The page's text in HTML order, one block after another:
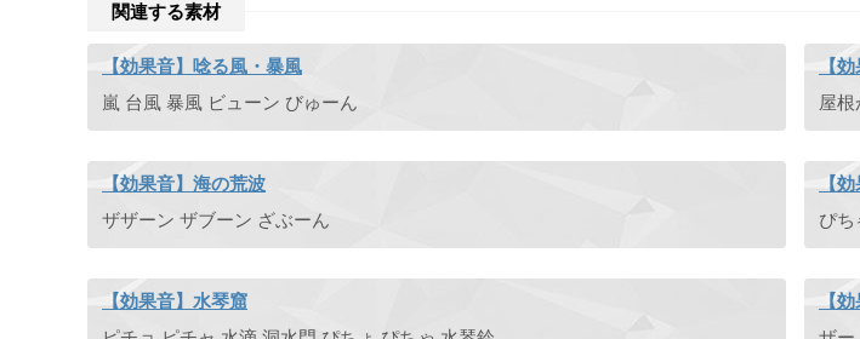
関連する素材
【効果音】唸る風・暴風
嵐 台風 暴風 ビューン びゅーん
【
【効果音】海の荒波
ザザーン ザブーン ざぶーん
【
ぴち
【効果音】水琴窟
【